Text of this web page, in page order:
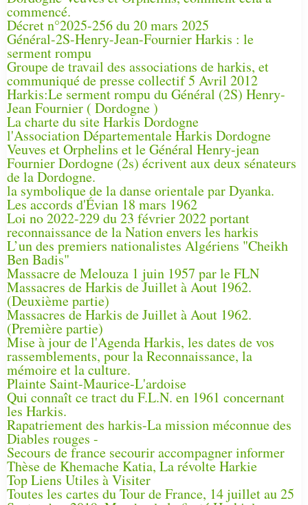
commencé.
Décret n°2025-256 du 20 mars 2025
Général-2S-Henry-Jean-Fournier Harkis : le
serment rompu
Groupe de travail des associations de harkis, et
communiqué de presse collectif 5 Avril 2012
Harkis:Le serment rompu du Général (2S) Henry-
Jean Fournier ( Dordogne )
La charte du site Harkis Dordogne
l'Association Départementale Harkis Dordogne
Veuves et Orphelins et le Général Henry-jean
Fournier Dordogne (2s) écrivent aux deux sénateurs
de la Dordogne.
la symbolique de la danse orientale par Dyanka.
Les accords d'Évian 18 mars 1962
Loi no 2022-229 du 23 février 2022 portant
reconnaissance de la Nation envers les harkis
L’un des premiers nationalistes Algériens "Cheikh
Ben Badis"
Massacre de Melouza 1 juin 1957 par le FLN
Massacres de Harkis de Juillet à Aout 1962.
(Deuxième partie)
Massacres de Harkis de Juillet à Aout 1962.
(Première partie)
Mise à jour de l'Agenda Harkis, les dates de vos
rassemblements, pour la Reconnaissance, la
mémoire et la culture.
Plainte Saint-Maurice-L'ardoise
Qui connaît ce tract du F.L.N. en 1961 concernant
les Harkis.
Rapatriement des harkis-La mission méconnue des
Diables rouges -
Secours de france secourir accompagner informer
Thèse de Khemache Katia, La révolte Harkie
Top Liens Utiles à Visiter
Toutes les cartes du Tour de France, 14 juillet au 25